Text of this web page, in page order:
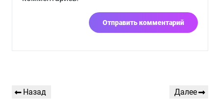
по
Предыдущая
Назад
Следующая
Далее